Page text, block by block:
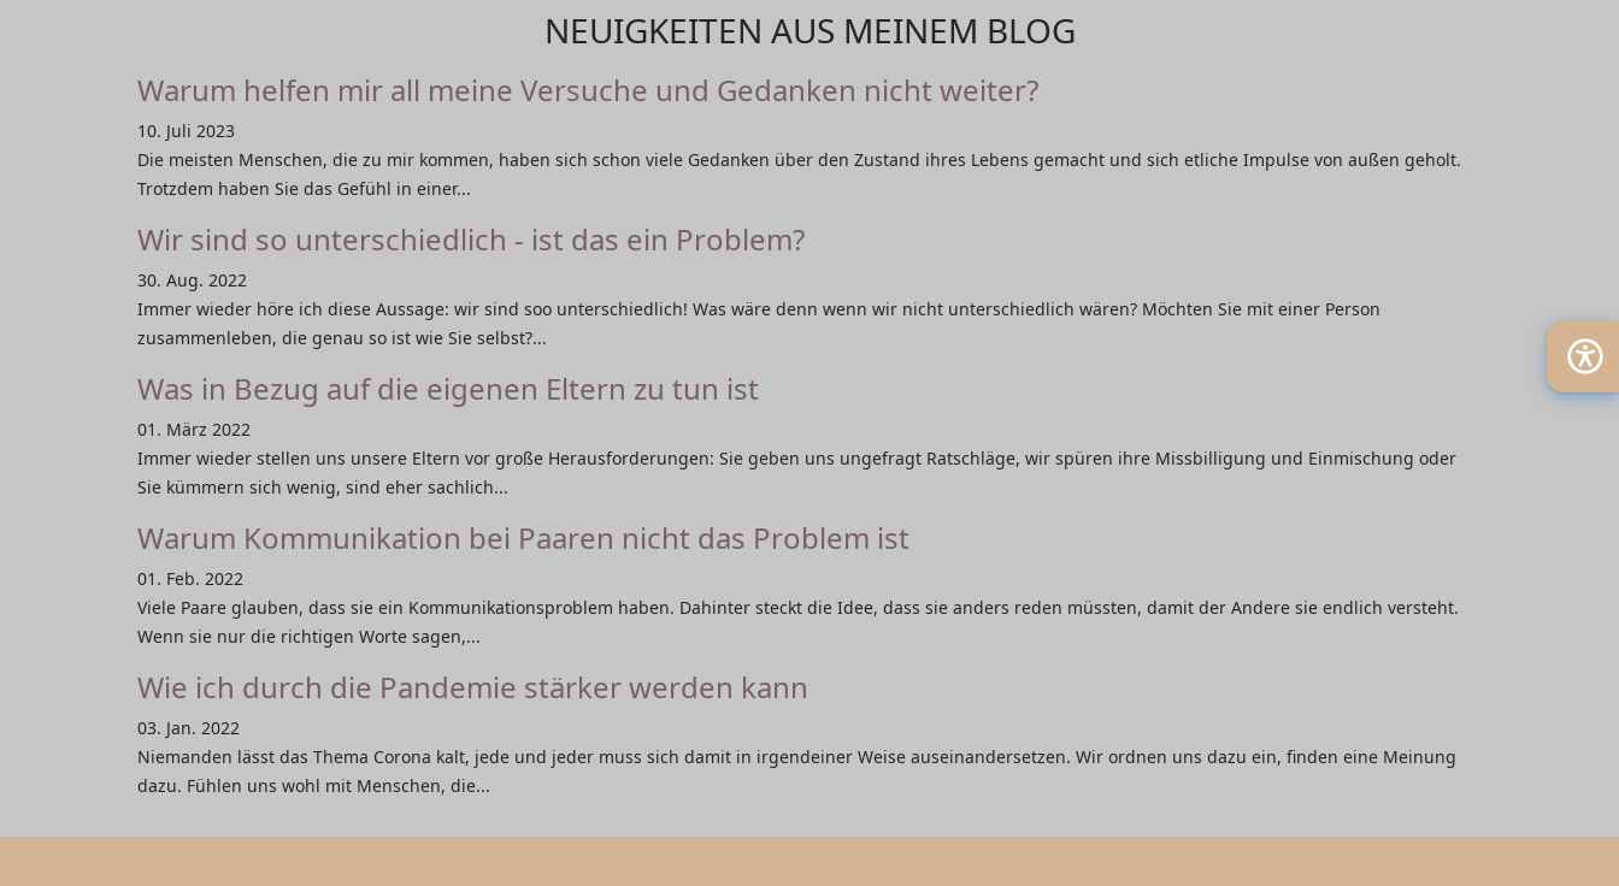
NEUIGKEITEN AUS MEINEM BLOG
Warum helfen mir all meine Versuche und Gedanken nicht weiter?
10. Juli 2023
Die meisten Menschen, die zu mir kommen, haben sich schon viele Gedanken über den Zustand ihres Lebens gemacht und sich etliche Impulse von außen geholt.
Trotzdem haben Sie das Gefühl in einer...
Wir sind so unterschiedlich - ist das ein Problem?
30. Aug. 2022
Immer wieder höre ich diese Aussage: wir sind soo unterschiedlich! Was wäre denn wenn wir nicht unterschiedlich wären? Möchten Sie mit einer Person
zusammenleben, die genau so ist wie Sie selbst?...
Was in Bezug auf die eigenen Eltern zu tun ist
01. März 2022
Immer wieder stellen uns unsere Eltern vor große Herausforderungen: Sie geben uns ungefragt Ratschläge, wir spüren ihre Missbilligung und Einmischung oder
Sie kümmern sich wenig, sind eher sachlich...
Warum Kommunikation bei Paaren nicht das Problem ist
01. Feb. 2022
Viele Paare glauben, dass sie ein Kommunikationsproblem haben. Dahinter steckt die Idee, dass sie anders reden müssten, damit der Andere sie endlich versteht.
Wenn sie nur die richtigen Worte sagen,...
Wie ich durch die Pandemie stärker werden kann
03. Jan. 2022
Niemanden lässt das Thema Corona kalt, jede und jeder muss sich damit in irgendeiner Weise auseinandersetzen. Wir ordnen uns dazu ein, finden eine Meinung
dazu. Fühlen uns wohl mit Menschen, die...